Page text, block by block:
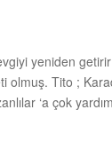
yeniden
olmuş. Tito ;
‘a çok